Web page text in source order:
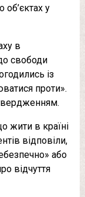
у
в
свободи
із
проти».
жити в країні
відповіли,
або
відчуття